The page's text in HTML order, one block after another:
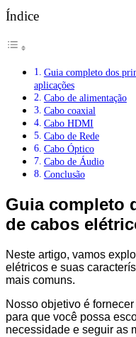
Índice
Guia completo dos
aplicações
Cabo de alimentação
Cabo coaxial
Cabo HDMI
Cabo de Rede
Cabo Óptico
Cabo de Áudio
Conclusão
Guia completo
de cabos
Neste artigo, vamos
elétricos e suas
mais comuns.
Nosso objetivo é
para que você possa
necessidade e seguir as